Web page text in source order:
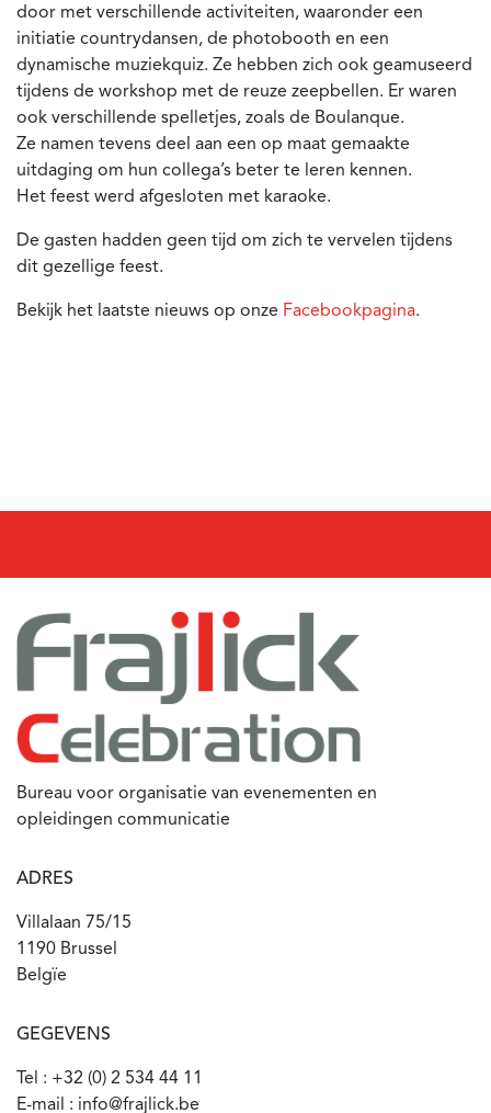
door met verschillende activiteiten, waaronder een
initiatie countrydansen, de photobooth en een
dynamische muziekquiz. Ze hebben zich ook geamuseerd
tijdens de workshop met de reuze zeepbellen. Er waren
ook verschillende spelletjes, zoals de Boulanque.
Ze namen tevens deel aan een op maat gemaakte
uitdaging om hun collega’s beter te leren kennen.
Het feest werd afgesloten met karaoke.
De gasten hadden geen tijd om zich te vervelen tijdens
dit gezellige feest.
Bekijk het laatste nieuws op onze Facebookpagina.
Bureau voor organisatie van evenementen en
opleidingen communicatie
ADRES
Villalaan 75/15
1190 Brussel
Belgïe
GEGEVENS
Tel : +32 (0) 2 534 44 11
E-mail : info@frajlick.be